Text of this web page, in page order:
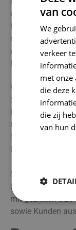
es ist, lokal gut
Kunden nach
eigenen Region
Ansatz sorgen wir
lokalen
Wir verbessern
lokalen
Google-
So wird
Unternehmen
Sie suchen nach
Sichtbarkeit in
mit gezielten
sowie Kunden
van
We
verkeer
met onze
die deze
die zij
van hun